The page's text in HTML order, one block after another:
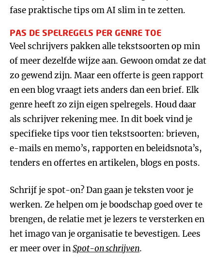
fase praktische tips om AI slim in te zetten.
PAS DE SPELREGELS PER GENRE TOE
Veel schrijvers pakken alle tekstsoorten op min
of meer dezelfde wijze aan. Gewoon omdat ze dat
zo gewend zijn. Maar een offerte is geen rapport
en een blog vraagt iets anders dan een brief. Elk
genre heeft zo zijn eigen spelregels. Houd daar
als schrijver rekening mee. In dit boek vind je
specifieke tips voor tien tekstsoorten: brieven,
e-mails en memo’s, rapporten en beleidsnota’s,
tenders en offertes en artikelen, blogs en posts.
Schrijf je spot-on? Dan gaan je teksten voor je
werken. Ze helpen om je boodschap goed over te
brengen, de relatie met je lezers te versterken en
het imago van je organisatie te bevestigen. Lees
er meer over inSpot-on schrijven.